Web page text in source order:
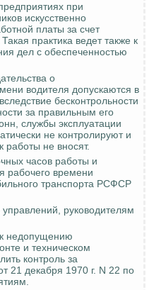
при
искусственно
платы за счет
практика ведет также к
дел с обеспеченностью
о
водителя допускаются в
бесконтрольности
за правильным его
службы эксплуатации
не контролируют и
не вносят.
часов работы и
рабочего времени
транспорта РСФСР
руководителям
недопущению
и техническом
контроль за
21 декабря 1970 г. N 22 по